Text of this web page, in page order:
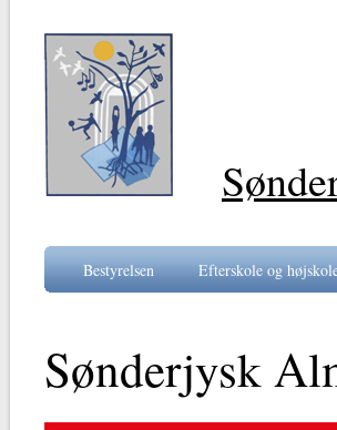
Bestyrelsen Efterskole og
Sønderjysk